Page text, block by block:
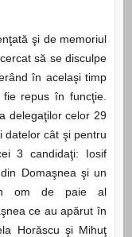
şi de memoriul
să se disculpe
în acelaşi timp
repus în funcţie.
delegaţilor celor 29
datelor cât şi pentru
3 candidaţi: Iosif
Domaşnea şi un
om de paie al
ce au apărut în
Horăscu şi Mihuţ